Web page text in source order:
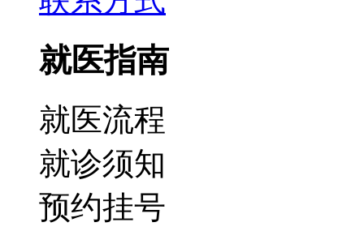
就医指南
就医流程
就诊须知
预约挂号